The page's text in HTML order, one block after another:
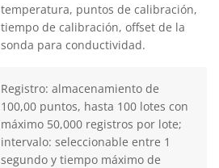
temperatura, puntos de calibración,
tiempo de calibración, offset de la
sonda para conductividad.
Registro: almacenamiento de
100,00 puntos, hasta 100 lotes con
máximo 50,000 registros por lote;
intervalo: seleccionable entre 1
segundo y tiempo máximo de